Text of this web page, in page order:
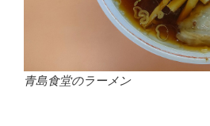
青島食堂のラーメン